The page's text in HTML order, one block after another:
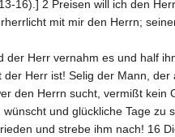
16).] 2 Preisen will ich den
mit mir den Herrn;
Herr vernahm es und half
Herr ist! Selig der Mann,
den Herrn sucht, vermißt kein
und glückliche Tage zu
und strebe ihm nach! 16